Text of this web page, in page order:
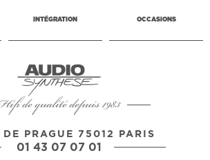
INTÉGRATION OCCASIONS
de qualité depuis 1983
DE PRAGUE 75012 PARIS
01 43 07 07 01